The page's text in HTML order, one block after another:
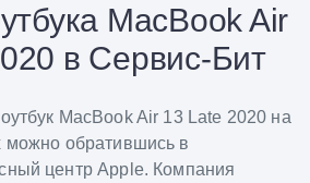
MacBook Air
в Сервис-Бит
MacBook Air 13 Late 2020 на
можно обратившись в
центр Apple. Компания